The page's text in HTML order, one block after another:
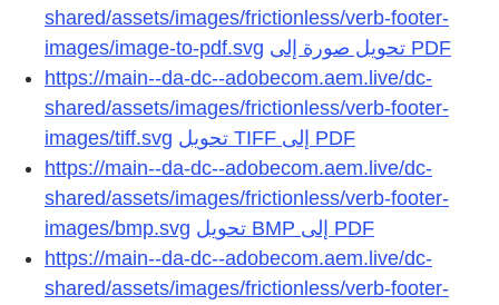
shared/assets/images/frictionless/verb-footer-
images/image-to-pdf.svg
تحويل صورة إلى PDF
https://main--da-dc--adobecom.aem.live/dc-
shared/assets/images/frictionless/verb-footer-
images/tiff.svg
تحويل TIFF إلى PDF
https://main--da-dc--adobecom.aem.live/dc-
shared/assets/images/frictionless/verb-footer-
images/bmp.svg
تحويل BMP إلى PDF
https://main--da-dc--adobecom.aem.live/dc-
shared/assets/images/frictionless/verb-footer-